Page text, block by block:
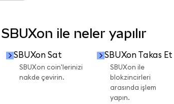
ile neler yapılır
SBUXon Sat
SBUXon coin'lerinizi
nakde çevirin.
SBUXon Takas Et
SBUXon ile
blokzincirleri
arasında işlem
yapın.